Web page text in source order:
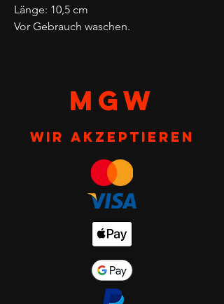
Länge: 10,5 cm
Vor Gebrauch waschen.
MGW
Wir akzeptieren